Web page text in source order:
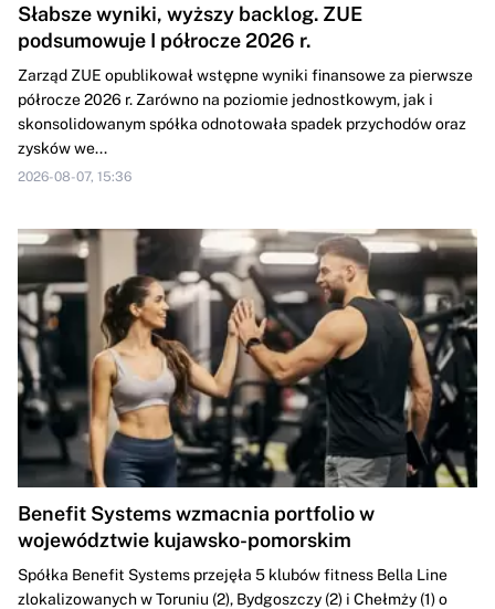
Słabsze wyniki, wyższy backlog. ZUE
podsumowuje I półrocze 2026 r.
Zarząd ZUE opublikował wstępne wyniki finansowe za pierwsze
półrocze 2026 r. Zarówno na poziomie jednostkowym, jak i
skonsolidowanym spółka odnotowała spadek przychodów oraz
zysków we...
2026-08-07, 15:36
Benefit Systems wzmacnia portfolio w
województwie kujawsko-pomorskim
Spółka Benefit Systems przejęła 5 klubów fitness Bella Line
zlokalizowanych w Toruniu (2), Bydgoszczy (2) i Chełmży (1) o